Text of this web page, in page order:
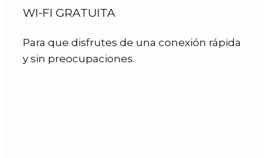
WI-FI GRATUITA
Para que disfrutes de una conexión rápida
y sin preocupaciones.